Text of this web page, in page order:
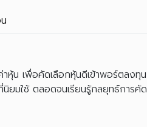
หุ้น เพื่อคัดเลือกหุ้นดีเข้าพอร์ตลงทุน
นิยมใช้ ตลอดจนเรียนรู้กลยุทธ์การคัด